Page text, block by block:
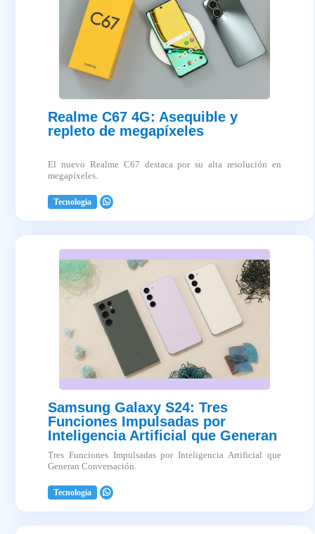
Realme C67 4G: Asequible y
repleto de megapíxeles
El nuevo Realme C67 destaca por su alta resolución en
megapíxeles.
Tecnologia
Samsung Galaxy S24: Tres
Funciones Impulsadas por
Inteligencia Artificial que Generan
Conversación.
Tres Funciones Impulsadas por Inteligencia Artificial que
Generan Conversación.
Tecnologia